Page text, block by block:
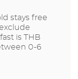
stays free
is THB
0-6